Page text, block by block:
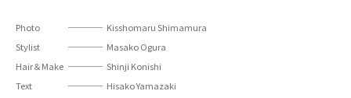
Photo
Kisshomaru Shimamura
Stylist
Masako Ogura
Hair＆Make
Shinji Konishi
Text
Hisako Yamazaki